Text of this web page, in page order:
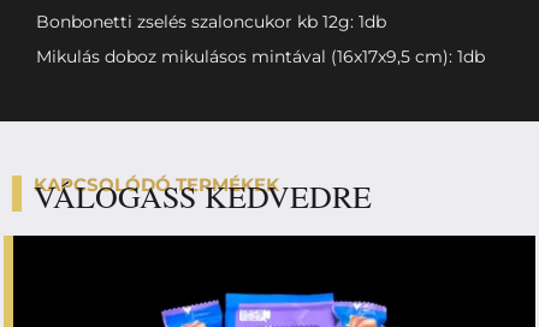
Bonbonetti zselés szaloncukor kb 12g: 1db
Mikulás doboz mikulásos mintával (16x17x9,5 cm): 1db
KAPCSOLÓDÓ TERMÉKEK
VÁLOGASS KEDVEDRE